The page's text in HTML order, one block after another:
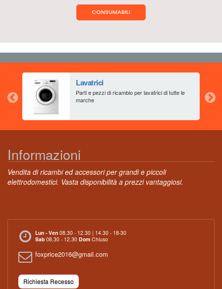
CONSUMABILI
Lavatrici
Parti e pezzi di ricambio per lavatrici di tutte le
marche
Informazioni
Vendita di ricambi ed accessori per grandi e piccoli
elettrodomestici. Vasta disponibilità a prezzi vantaggiosi.
Lun - Ven 08.30 - 12.30 | 14.30 - 18-30
Sab 08.30 - 12.30 Dom Chiuso
foxprice2016@gmail.com
Richiesta Recesso